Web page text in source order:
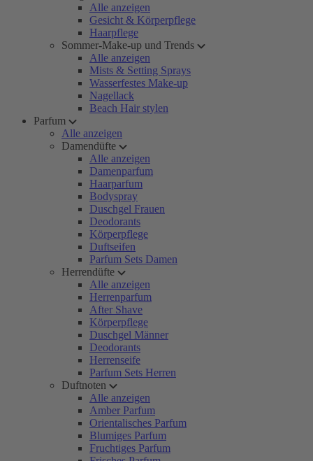
Alle anzeigen
Gesicht & Körperpflege
Haarpflege
Sommer-Make-up und Trends
Alle anzeigen
Mists & Setting Sprays
Wasserfestes Make-up
Nagellack
Beach Hair stylen
Parfum
Alle anzeigen
Damendüfte
Alle anzeigen
Damenparfum
Haarparfum
Bodyspray
Duschgel Frauen
Deodorants
Körperpflege
Duftseifen
Parfum Sets Damen
Herrendüfte
Alle anzeigen
Herrenparfum
After Shave
Körperpflege
Duschgel Männer
Deodorants
Herrenseife
Parfum Sets Herren
Duftnoten
Alle anzeigen
Amber Parfum
Orientalisches Parfum
Blumiges Parfum
Fruchtiges Parfum